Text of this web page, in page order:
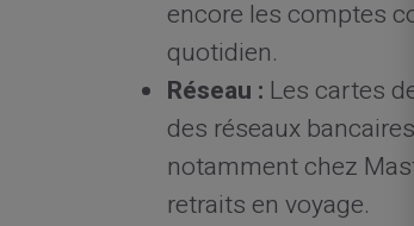
encore les comptes
quotidien.
Réseau : Les cartes
des réseaux
notamment chez
retraits en voyage.